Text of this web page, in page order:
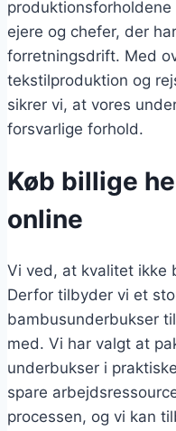
ejere og chefer, der
forretningsdrift. Med
tekstilproduktion og
sikrer vi, at vores
forsvarlige forhold.
Køb billige
online
Vi ved, at kvalitet ikke
Derfor tilbyder vi et
bambusunderbukser
med. Vi har valgt at
underbukser i
spare
processen, og vi kan